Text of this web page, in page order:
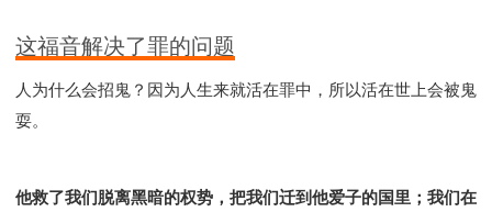
这福音解决了罪的问题
人为什么会招鬼？因为人生来就活在罪中，所以活在世上会被鬼
耍。
他救了我们脱离黑暗的权势，把我们迁到他爱子的国里；我们在